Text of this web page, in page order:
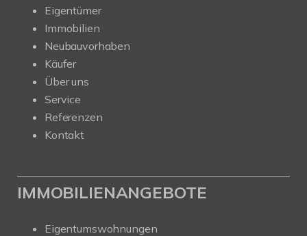
Eigentümer
Immobilien
Neubauvorhaben
Käufer
Über uns
Service
Referenzen
Kontakt
IMMOBILIENANGEBOTE
Eigentumswohnungen